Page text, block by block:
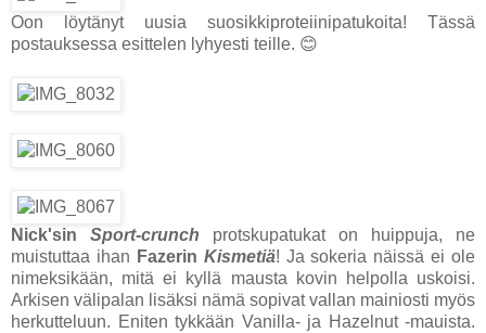
Oon löytänyt uusia suosikkiproteiinipatukoita! Tässä
postauksessa esittelen lyhyesti teille. 😊
Nick'sin Sport-crunch protskupatukat on huippuja, ne
muistuttaa ihan Fazerin Kismetiä! Ja sokeria näissä ei ole
nimeksikään, mitä ei kyllä mausta kovin helpolla uskoisi.
Arkisen välipalan lisäksi nämä sopivat vallan mainiosti myös
herkutteluun. Eniten tykkään Vanilla- ja Hazelnut -mauista.